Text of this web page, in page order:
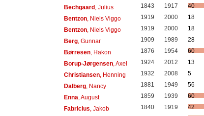
Bechgaard, Julius 1843 1917
40
Bentzon, Niels Viggo 1919 2000
18
Bentzon, Niels Viggo 1919 2000
18
Berg, Gunnar 1909 1989
28
Børresen, Hakon 1876 1954
60
Borup-Jørgensen, Axel 1924 2012
13
Christiansen, Henning 1932 2008
5
Dalberg, Nancy 1881 1949
56
Enna , August 1859 1939
60
Fabricius , Jakob 1840 1919
42